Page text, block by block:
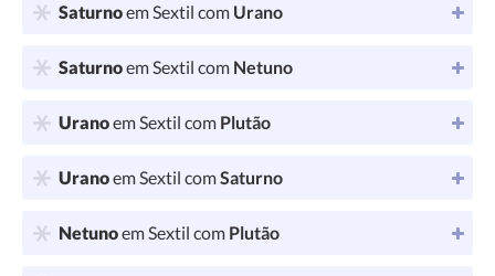
Saturnoem Sextil com Urano
Saturnoem Sextil com Netuno
Uranoem Sextil com Plutão
Uranoem Sextil comSaturno
Netunoem Sextil com Plutão